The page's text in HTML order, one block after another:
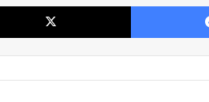
فیس بوک